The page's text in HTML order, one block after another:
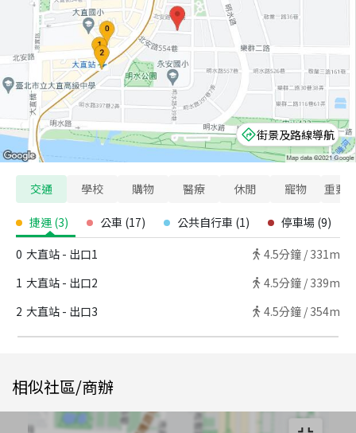
街景及路線導航
交通 學校 購物 醫療 休閒 寵物 重要
捷運 (3) 公車 (17) 公共自行車 (1) 停車場 (9)
0 大直站 - 出口1 4.5分鐘 / 331m
1 大直站 - 出口2 4.5分鐘 / 339m
2 大直站 - 出口3 4.5分鐘 / 354m
相似社區/商辦